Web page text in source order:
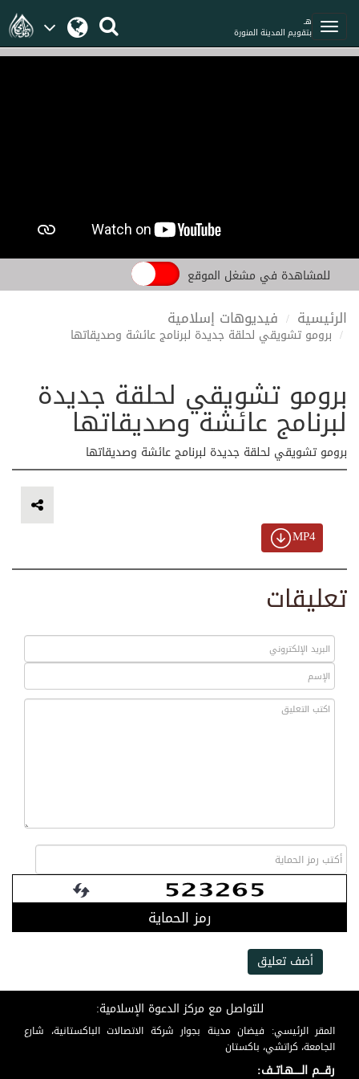
هـ
بتقويم المدينة المنورة
للمشاهدة في مشغل الموقع
الرئيسية فيديوهات إسلامية
برومو تشويقي لحلقة جديدة لبرنامج عائشة وصديقاتها
برومو تشويقي لحلقة جديدة
لبرنامج عائشة وصديقاتها
برومو تشويقي لحلقة جديدة لبرنامج عائشة وصديقاتها
MP4
تعليقات
رمز الحماية
أضف تعليق
للتواصل مع مركز الدعوة الإسلامية:
المقر الرئيسي: فيضان مدينة بجوار شركة الاتصالات الباكستانية، شارع
الجامعة، كراتشي، باكستان
رقـــم الـــــهـاتــف: